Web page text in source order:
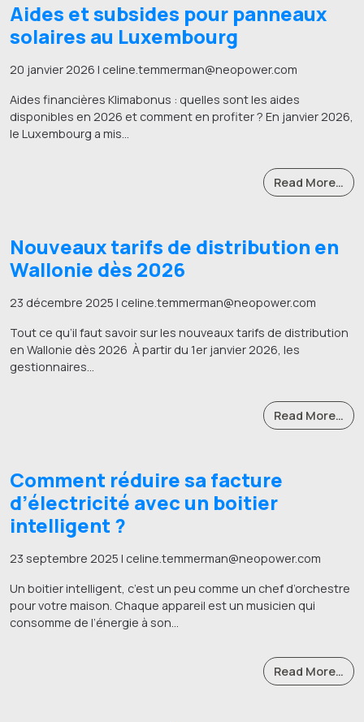
Aides et subsides pour panneaux
solaires au Luxembourg
20 janvier 2026 | celine.temmerman@neopower.com
Aides financières Klimabonus : quelles sont les aides
disponibles en 2026 et comment en profiter ? En janvier 2026,
le Luxembourg a mis…
Read More…
Nouveaux tarifs de distribution en
Wallonie dès 2026
23 décembre 2025 | celine.temmerman@neopower.com
Tout ce qu’il faut savoir sur les nouveaux tarifs de distribution
en Wallonie dès 2026 À partir du 1er janvier 2026, les
gestionnaires…
Read More…
Comment réduire sa facture
d’électricité avec un boitier
intelligent ?
23 septembre 2025 | celine.temmerman@neopower.com
Un boitier intelligent, c’est un peu comme un chef d’orchestre
pour votre maison. Chaque appareil est un musicien qui
consomme de l’énergie à son…
Read More…